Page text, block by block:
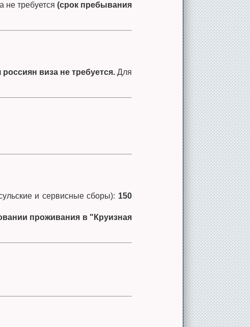
требуется (срок пребывания
виза не требуется. Для
и сервисные сборы): 150
проживания в "Круизная